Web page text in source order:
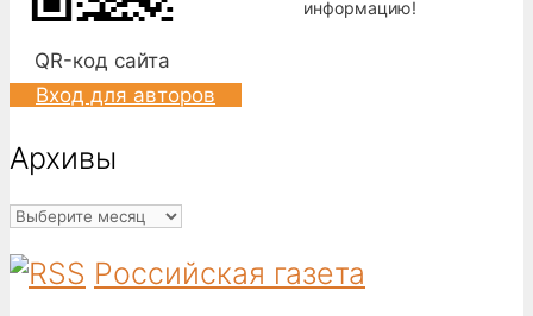
QR-код сайта
информацию!
Вход для авторов
Архивы
Архивы
Российская газета